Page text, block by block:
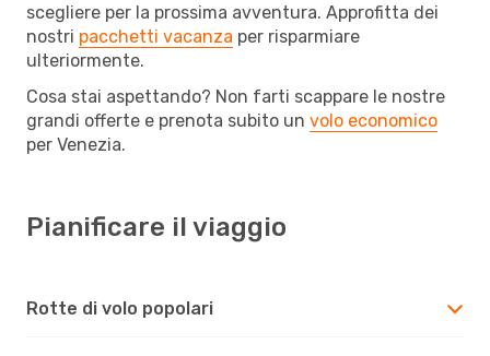
scegliere per la prossima avventura. Approfitta dei
nostri pacchetti vacanza per risparmiare
ulteriormente.
Cosa stai aspettando? Non farti scappare le nostre
grandi offerte e prenota subito un volo economico
per Venezia.
Pianificare il viaggio
Rotte di volo popolari